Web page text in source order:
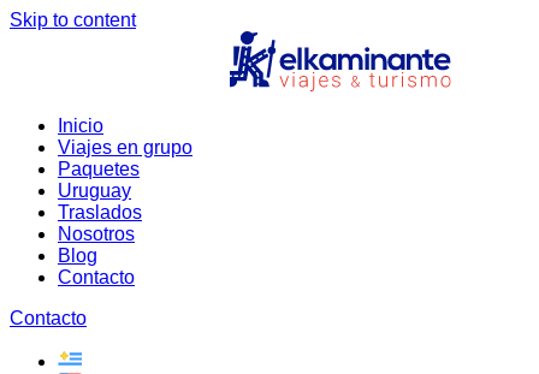
Skip to content
Inicio
Viajes en grupo
Paquetes
Uruguay
Traslados
Nosotros
Blog
Contacto
Contacto